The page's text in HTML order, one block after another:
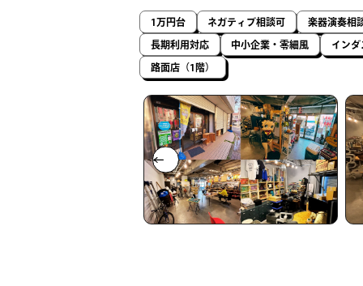
1万円台 ネガティブ相談可 楽器演奏相
長期利用対応 中小企業・零細風 インダ
路面店（1階）